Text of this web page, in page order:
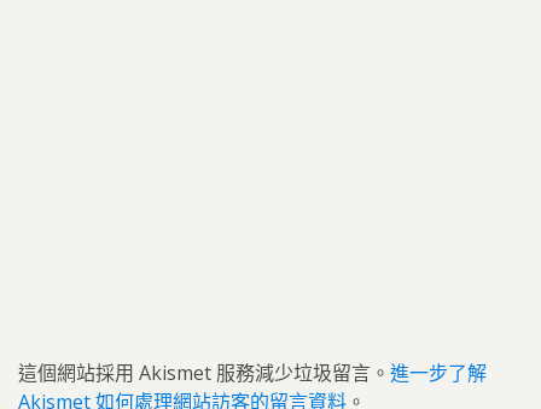
這個網站採用 Akismet 服務減少垃圾留言。 進一步了解
Akismet 如何處理網站訪客的留言資料 。